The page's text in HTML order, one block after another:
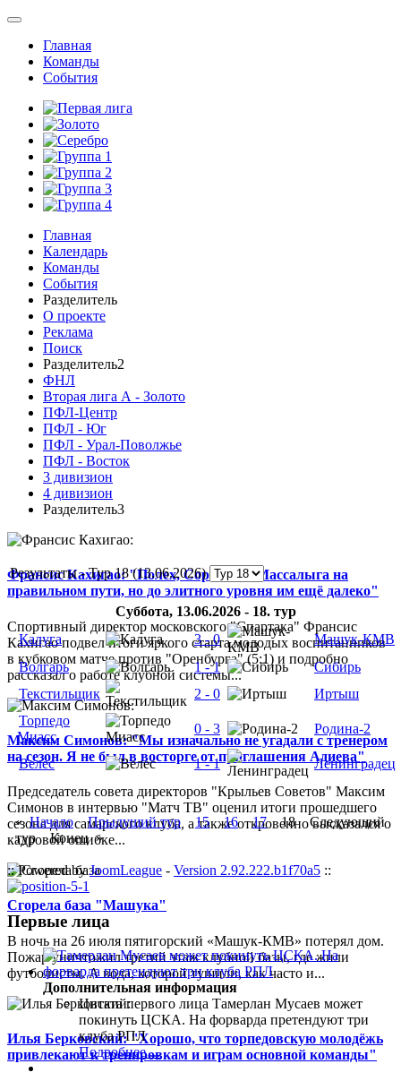
Главная
Команды
События
Главная
Календарь
Команды
События
Разделитель
О проекте
Реклама
Поиск
Разделитель2
ФНЛ
Вторая лига А - Золото
ПФЛ-Центр
ПФЛ - Юг
ПФЛ - Урал-Поволжье
ПФЛ - Восток
3 дивизион
4 дивизион
Разделитель3
Франсис Кахигао: "Полех, Сорокин и Массалыга на
правильном пути, но до элитного уровня им ещё далеко"
Спортивный директор московского "Спартака" Франсис
Кахигао подвел итоги яркого старта молодых воспитанников
в кубковом матче против "Оренбурга" (5:1) и подробно
рассказал о работе клубной системы...
Максим Симонов: "Мы изначально не угадали с тренером
на сезон. Я не был в восторге от приглашения Адиева"
Председатель совета директоров "Крыльев Советов" Максим
Симонов в интервью "Матч ТВ" оценил итоги прошедшего
сезона для самарского клуба, а также откровенно высказался о
кадровой ошибке...
Сгорела база "Машука"
В ночь на 26 июля пятигорский «Машук-КМВ» потерял дом.
Пожар уничтожил третий этаж клубной базы, где жили
футболисты. А вода, которой тушили, как часто и...
Илья Берковский: "Хорошо, что торпедовскую молодёжь
привлекают к тренировкам и играм основной команды"
Результаты - Тур 18 (13.06.2026)
Суббота, 13.06.2026 - 18. тур
Калуга
3 - 0
Машук-КМВ
Волгарь
1 - 1
Сибирь
Текстильщик
2 - 0
Иртыш
Торпедо
Миасс
0 - 3 Родина-2
Велес 1 - 1 Ленинградец
«Начало Прыдущий тур 15 16 1718 Следующий
тур Конец »
:: Powered byJoomLeague - Version 2.92.222.b1f70a5 ::
Первые лица
Дополнительная информация
Цитата первого лица Тамерлан Мусаев может
покинуть ЦСКА. На форварда претендуют три
клуба РПЛ
Подробнее ...